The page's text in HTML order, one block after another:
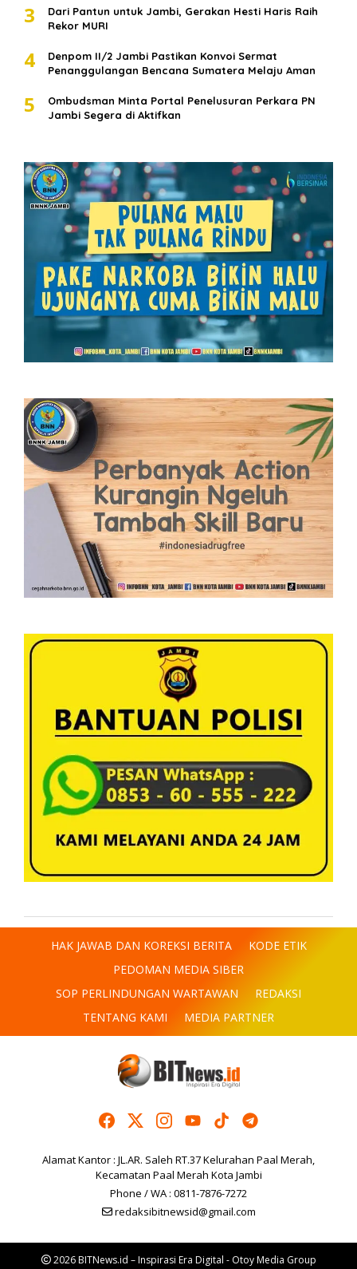
3
Dari Pantun untuk Jambi, Gerakan Hesti Haris Raih
Rekor MURI
4
Denpom II/2 Jambi Pastikan Konvoi Sermat
Penanggulangan Bencana Sumatera Melaju Aman
5
Ombudsman Minta Portal Penelusuran Perkara PN
Jambi Segera di Aktifkan
HAK JAWAB DAN KOREKSI BERITA
KODE ETIK
PEDOMAN MEDIA SIBER
SOP PERLINDUNGAN WARTAWAN
REDAKSI
TENTANG KAMI
MEDIA PARTNER
Alamat Kantor : JL.AR. Saleh RT.37 Kelurahan Paal Merah,
Kecamatan Paal Merah Kota Jambi
Phone / WA : 0811-7876-7272
redaksibitnewsid@gmail.com
2026 BITNews.id – Inspirasi Era Digital - Otoy Media Group